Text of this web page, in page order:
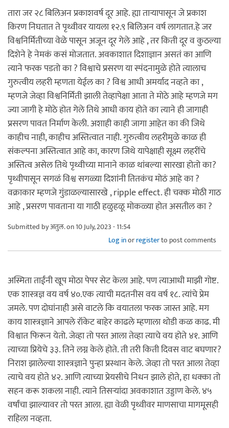
तारा जर २८ बिलिअन प्रकाशवर्ष दूर आहे. ह्या ताऱ्यापासून जे प्रकाश
किरण निघतात ते पृथ्वीवर यायला १२.९ बिलिअन वर्ष लागतात.हे जर
विश्वनिर्मितीच्या वेळे पासून अजून दूर गेले आहे , तर किती दूर व कुठल्या
दिशेने हे नेमकं कसं मोजतात. अवकाशात दिशाज्ञान असतं का आणि
त्याने फरक पडतो का ? विश्वाचे प्रसरण या स्पंदनामुळे होते त्यालाच
गुरुत्वीय लहरी म्हणता येईल का ? विश्व आधी अमर्याद नव्हते का ,
म्हणजे जेव्हा विश्वनिर्मिती झाली तेव्हापेक्षा आता ते मोठे आहे म्हणजे मग
ज्या जागी हे मोठे होत गेले तिथे आधी काय होते का त्याने ही जागाही
प्रसरण पावत निर्माण केली. अशाही काही जागा आहेत का की जिथे
काहीच नाही, काहीच अस्तित्वात नाही. गुरुत्वीय लहरीमुळे काळ ही
संकल्पना अस्तित्वात आहे का, कारण जिथे यापेक्षाही सूक्ष्म लहरींचे
अस्तित्व असेल तिथे पृथ्वीच्या मानाने काळ थांबल्या सारखा होतो का?
पृथ्वीपासून सगळं विश्व सगळ्या दिशांनी तितकंच मोठं आहे का ?
वक्राकार म्हणजे गुंडाळल्यासारखे , ripple effect. ही चक्क मोठी गाठ
आहे , प्रसरण पावताना या गाठी हळुहळू मोकळ्या होत असतील का ?
Submitted byअतुल.on 10 July, 2023 - 11:54
Log inorregisterto post comments
अस्मिता ताईंनी खूप मोठा पेपर सेट केला आहे. पण त्याआधी माझी गोष्ट.
एक शास्त्रज्ञ वय वर्ष ४०.एक त्याची मदतनीस वय वर्ष १८. त्यांचे प्रेम
जमले. पण दोघांनाही असे वाटले कि वयातला फरक जास्त आहे. मग
काय शास्त्रज्ञाने आपले रॉकेट बाहेर काढले म्हणाला थोडी कळ काढ. मी
विश्वात फिरून येतो. जेव्हा तो परत आला तेव्हा त्याचे वय होते ४१. आणि
त्याच्या प्रियेचे ३३. तिने लग्न केले होते. ती तरी किती दिवस वाट बघणार?
निराश झालेल्या शास्त्रज्ञाने पुन्हा प्रस्थान केले. जेव्हा तो परत आला तेव्हा
त्याचे वय होते ४२. आणि त्याच्या प्रेयसीचे निधन झाले होते, हा धक्का तो
सहन करू शकला नाही. त्याने तिसऱ्यांदा अवकाशात उड्डाण केले. ४५
वर्षांचा झाल्यावर तो परत आला. ह्या वेळी पृथ्वीवर माणसाचा मागमूसही
राहिला नव्हता.